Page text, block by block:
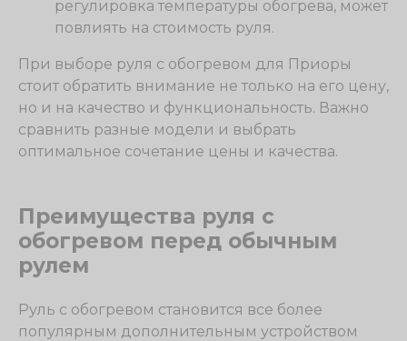
регулировка температуры обогрева, может
повлиять на стоимость руля.
При выборе руля с обогревом для Приоры
стоит обратить внимание не только на его цену,
но и на качество и функциональность. Важно
сравнить разные модели и выбрать
оптимальное сочетание цены и качества.
Преимущества руля с
обогревом перед обычным
рулем
Руль с обогревом становится все более
популярным дополнительным устройством